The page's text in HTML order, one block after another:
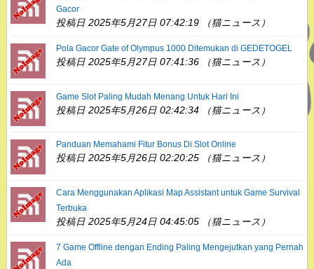
Gacor
投稿日 2025年5月27日 07:42:19 （猫ニュース）
Pola Gacor Gate of Olympus 1000 Ditemukan di GEDETOGEL
投稿日 2025年5月27日 07:41:36 （猫ニュース）
Game Slot Paling Mudah Menang Untuk Hari Ini
投稿日 2025年5月26日 02:42:34 （猫ニュース）
Panduan Memahami Fitur Bonus Di Slot Online
投稿日 2025年5月26日 02:20:25 （猫ニュース）
Cara Menggunakan Aplikasi Map Assistant untuk Game Survival
Terbuka
投稿日 2025年5月24日 04:45:05 （猫ニュース）
7 Game Offline dengan Ending Paling Mengejutkan yang Pernah
Ada